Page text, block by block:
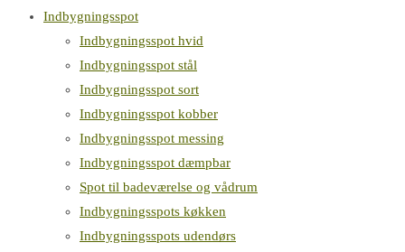
Indbygningsspot
Indbygningsspot hvid
Indbygningsspot stål
Indbygningsspot sort
Indbygningsspot kobber
Indbygningsspot messing
Indbygningsspot dæmpbar
Spot til badeværelse og vådrum
Indbygningsspots køkken
Indbygningsspots udendørs